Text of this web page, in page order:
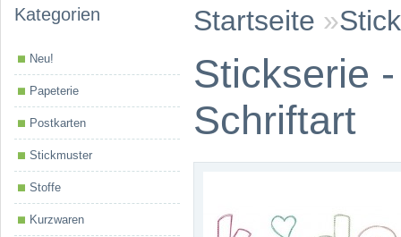
Kategorien
Neu!
Papeterie
Postkarten
Stickmuster
Stoffe
Kurzwaren
Startseite »
Stickserie
Schriftart